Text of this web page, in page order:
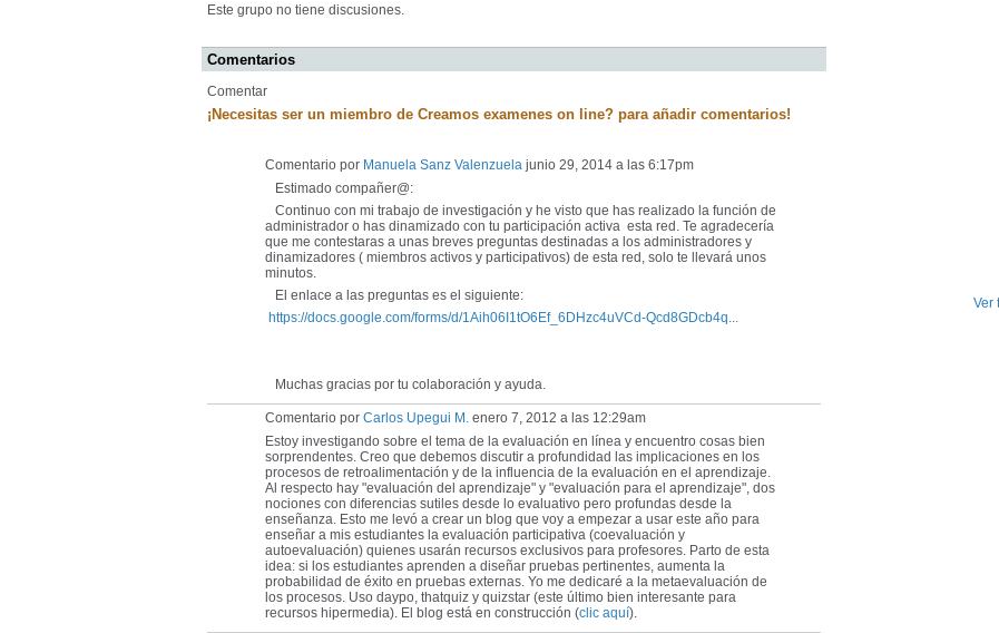
Este grupo no tiene discusiones.
Comentarios
Comentar
¡Necesitas ser un miembro de Creamos examenes on line? para añadir comentarios!
Comentario por Manuela Sanz Valenzuela junio 29, 2014 a las 6:17pm
Estimado compañer@:
Continuo con mi trabajo de investigación y he visto que has realizado la función de
administrador o has dinamizado con tu participación activa esta red. Te agradecería
que me contestaras a unas breves preguntas destinadas a los administradores y
dinamizadores ( miembros activos y participativos) de esta red, solo te llevará unos
minutos.
El enlace a las preguntas es el siguiente:
https://docs.google.com/forms/d/1Aih06I1tO6Ef_6DHzc4uVCd-Qcd8GDcb4q...
Muchas gracias por tu colaboración y ayuda.
Comentario por Carlos Upegui M. enero 7, 2012 a las 12:29am
Estoy investigando sobre el tema de la evaluación en línea y encuentro cosas bien
sorprendentes. Creo que debemos discutir a profundidad las implicaciones en los
procesos de retroalimentación y de la influencia de la evaluación en el aprendizaje.
Al respecto hay "evaluación del aprendizaje" y "evaluación para el aprendizaje", dos
nociones con diferencias sutiles desde lo evaluativo pero profundas desde la
enseñanza. Esto me levó a crear un blog que voy a empezar a usar este año para
enseñar a mis estudiantes la evaluación participativa (coevaluación y
autoevaluación) quienes usarán recursos exclusivos para profesores. Parto de esta
idea: si los estudiantes aprenden a diseñar pruebas pertinentes, aumenta la
probabilidad de éxito en pruebas externas. Yo me dedicaré a la metaevaluación de
los procesos. Uso daypo, thatquiz y quizstar (este último bien interesante para
recursos hipermedia). El blog está en construcción (clic aquí).
Ver